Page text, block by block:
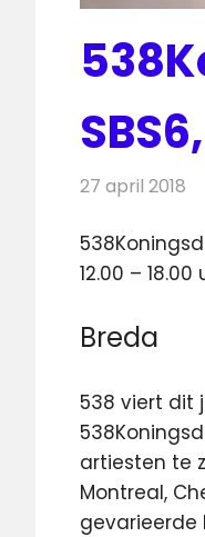
27 april 2018
12.00 – 18.00
Breda
538 viert dit
artiesten te
Montreal,
gevarieerde